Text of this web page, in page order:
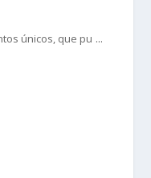
únicos, que pu ...